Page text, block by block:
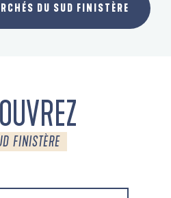
DU SUD FINISTÈRE
FINISTÈRE